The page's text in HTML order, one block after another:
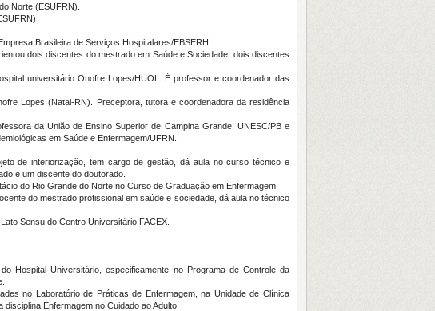
Norte (ESUFRN).
Brasileira de Serviços Hospitalares/EBSERH.
dois discentes do mestrado em Saúde e Sociedade, dois discentes
universitário Onofre Lopes/HUOL. É professor e coordenador das
Lopes (Natal-RN). Preceptora, tutora e coordenadora da residência
da União de Ensino Superior de Campina Grande, UNESC/PB e
em Saúde e Enfermagem/UFRN.
de interiorização, tem cargo de gestão, dá aula no curso técnico e
e um discente do doutorado.
do Rio Grande do Norte no Curso de Graduação em Enfermagem.
do mestrado profissional em saúde e sociedade, dá aula no técnico
Sensu do Centro Universitário FACEX.
Hospital Universitário, especificamente no Programa de Controle da
no Laboratório de Práticas de Enfermagem, na Unidade de Clínica
Enfermagem no Cuidado ao Adulto.